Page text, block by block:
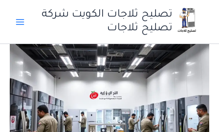
المحتوى
تصليح ثلاجات الكويت شركة
تصليح ثلاجات